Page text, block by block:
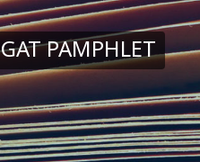
GAT PAMPHLET